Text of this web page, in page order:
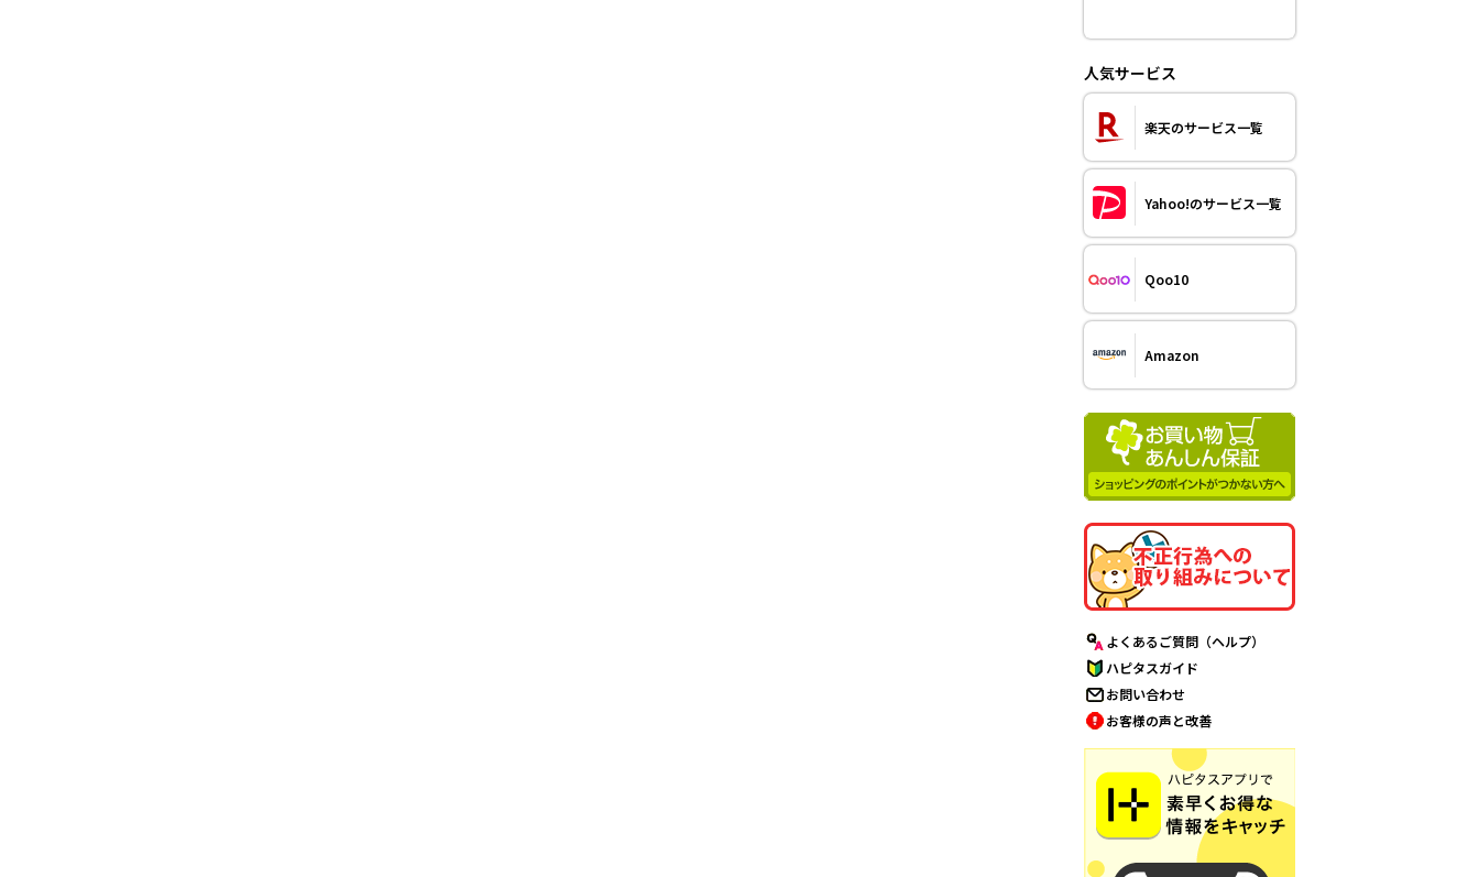
人気サービス
楽天のサービス一覧
Yahoo!のサービス一覧
Qoo10
Amazon
よくあるご質問（ヘルプ）
ハピタスガイド
お問い合わせ
お客様の声と改善